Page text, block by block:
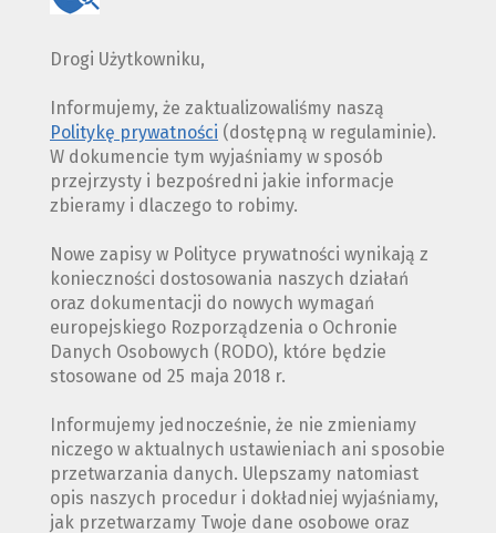
Drogi Użytkowniku,
Informujemy, że zaktualizowaliśmy naszą
Politykę prywatności (dostępną w regulaminie).
W dokumencie tym wyjaśniamy w sposób
przejrzysty i bezpośredni jakie informacje
zbieramy i dlaczego to robimy.
Nowe zapisy w Polityce prywatności wynikają z
konieczności dostosowania naszych działań
oraz dokumentacji do nowych wymagań
europejskiego Rozporządzenia o Ochronie
Danych Osobowych (RODO), które będzie
stosowane od 25 maja 2018 r.
Informujemy jednocześnie, że nie zmieniamy
niczego w aktualnych ustawieniach ani sposobie
przetwarzania danych. Ulepszamy natomiast
opis naszych procedur i dokładniej wyjaśniamy,
jak przetwarzamy Twoje dane osobowe oraz